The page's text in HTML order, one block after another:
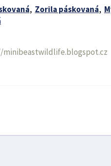
, Zorila páskovaná,
minibeastwildlife.blogspot.cz